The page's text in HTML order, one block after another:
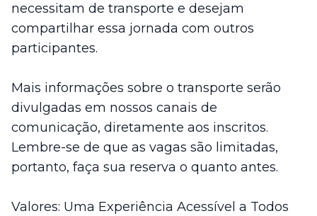
necessitam de transporte e desejam
compartilhar essa jornada com outros
participantes.
Mais informações sobre o transporte serão
divulgadas em nossos canais de
comunicação, diretamente aos inscritos.
Lembre-se de que as vagas são limitadas,
portanto, faça sua reserva o quanto antes.
Valores: Uma Experiência Acessível a Todos